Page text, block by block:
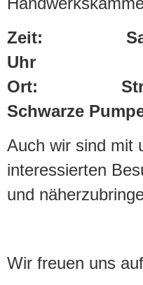
Zeit:
Uhr
Ort: Straße
Schwarze
Auch wir sind mit
interessierten
und
Wir freuen uns